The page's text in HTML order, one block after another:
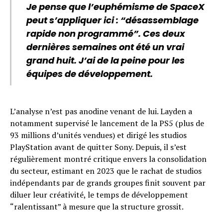
Je pense que l’euphémisme de SpaceX
peut s’appliquer ici : “désassemblage
rapide non programmé”. Ces deux
dernières semaines ont été un vrai
grand huit. J’ai de la peine pour les
équipes de développement.
L’analyse n’est pas anodine venant de lui. Layden a
notamment supervisé le lancement de la PS5 (plus de
93 millions d’unités vendues) et dirigé les studios
PlayStation avant de quitter Sony. Depuis, il s’est
régulièrement montré critique envers la consolidation
du secteur, estimant en 2023 que le rachat de studios
indépendants par de grands groupes finit souvent par
diluer leur créativité, le temps de développement
“ralentissant” à mesure que la structure grossit.